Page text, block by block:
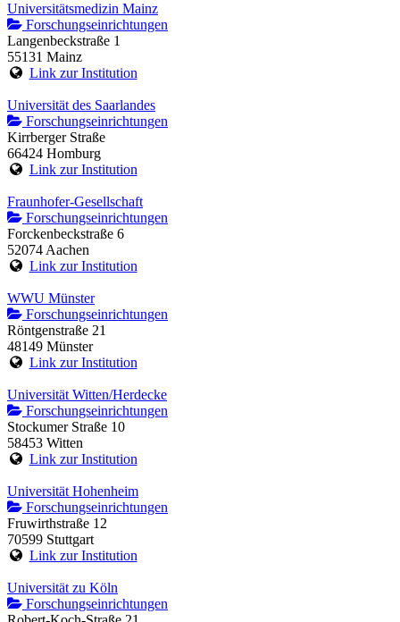
Universitätsmedizin Mainz
Forschungseinrichtungen
Langenbeckstraße 1
55131 Mainz
Link zur Institution
Universität des Saarlandes
Forschungseinrichtungen
Kirrberger Straße
66424 Homburg
Link zur Institution
Fraunhofer-Gesellschaft
Forschungseinrichtungen
Forckenbeckstraße 6
52074 Aachen
Link zur Institution
WWU Münster
Forschungseinrichtungen
Röntgenstraße 21
48149 Münster
Link zur Institution
Universität Witten/Herdecke
Forschungseinrichtungen
Stockumer Straße 10
58453 Witten
Link zur Institution
Universität Hohenheim
Forschungseinrichtungen
Fruwirthstraße 12
70599 Stuttgart
Link zur Institution
Universität zu Köln
Forschungseinrichtungen